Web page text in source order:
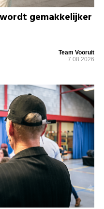
gemakkelijker
Team Vooruit
7.08.2026